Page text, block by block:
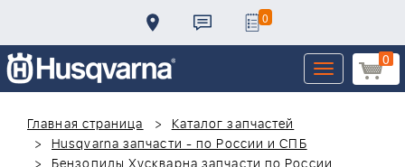
0
0
Toggle
navigation
Главная страница
Каталог запчастей
Husqvarna запчасти - по России и СПБ